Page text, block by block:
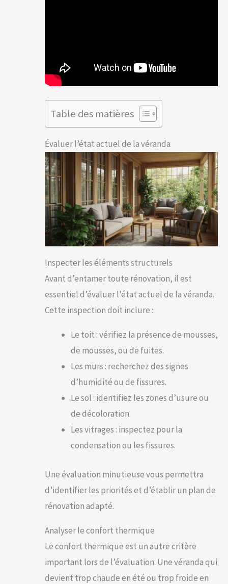
Table des matières
Évaluer l’état actuel de la véranda
Inspecter les éléments structurels
Avant d’entamer toute rénovation, il est
essentiel d’évaluer l’état actuel de la véranda.
Cette inspection doit inclure :
Le toit : vérifiez la présence de mousses,
de mousses, ou de fuites.
Les murs : recherchez des signes
d’humidité ou de fissures.
Le sol : identifiez les zones d’usure ou
de décoloration.
Les vitrages : inspectez pour la
condensation ou les fissures.
Une évaluation minutieuse vous permettra
d’identifier les priorités et d’établir un plan de
rénovation adapté.
Analyser le confort thermique
Le confort thermique est un autre critère
important lors de l’évaluation. Une véranda qui
devient trop chaude en été ou trop froide en